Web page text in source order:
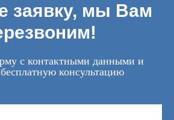
заявку, мы Вам
с контактными данными и
консультацию